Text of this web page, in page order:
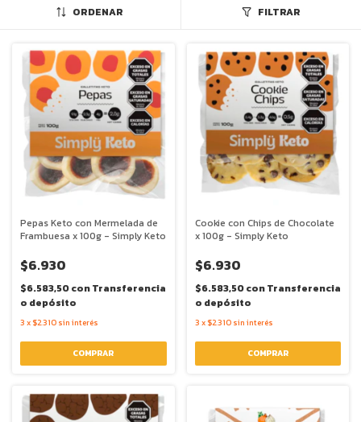
ORDENAR FILTRAR
Pepas Keto con Mermelada de
Frambuesa x 100g - Simply Keto
$6.930
$6.583,50conTransferencia
o depósito
3 x $2.310 sin interés
Cookie con Chips de Chocolate
x 100g - Simply Keto
$6.930
$6.583,50conTransferencia
o depósito
3 x $2.310 sin interés